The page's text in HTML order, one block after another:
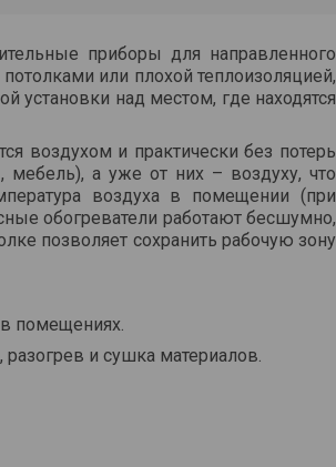
приборы для направленного
или плохой теплоизоляцией,
установки над местом, где находятся
воздухом и практически без потерь
мебель), а уже от них – воздуху, что
воздуха в помещении (при
обогреватели работают бесшумно,
позволяет сохранить рабочую зону
помещениях.
и сушка материалов.